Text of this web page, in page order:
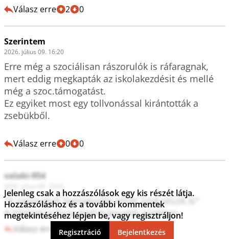
Válasz erre 2 0
Szerintem
2026. július 09. 16:20
Erre még a szociálisan rászorulók is ráfaragnak,
mert eddig megkapták az iskolakezdésit és mellé
még a szoc.támogatást.
Ez egyiket most egy tollvonással kirántották a
zsebükből.
Válasz erre 0 0
valaki-954
"A jogosultak legnagyobb körét azok teszik ki"
A többiek a Tisza leghitványabb zsellérei.
Válasz erre 3 0
Jelenleg csak a hozzászólások egy kis részét látja.
Hozzászóláshoz és a további kommentek
megtekintéséhez lépjen be, vagy regisztráljon!
Regisztráció Bejelentkezés